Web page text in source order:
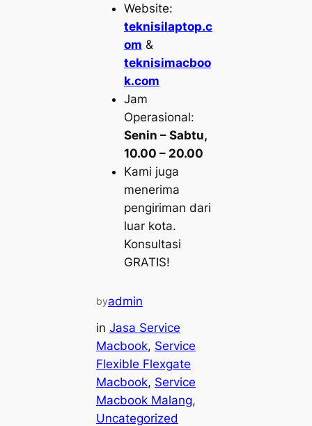
Website:
teknisilaptop.c
om &
teknisimacboo
k.com
Jam
Operasional:
Senin – Sabtu,
10.00 – 20.00
Kami juga
menerima
pengiriman dari
luar kota.
Konsultasi
GRATIS!
byadmin
in Jasa Service
Macbook, Service
Flexible Flexgate
Macbook, Service
Macbook Malang
Uncategorized